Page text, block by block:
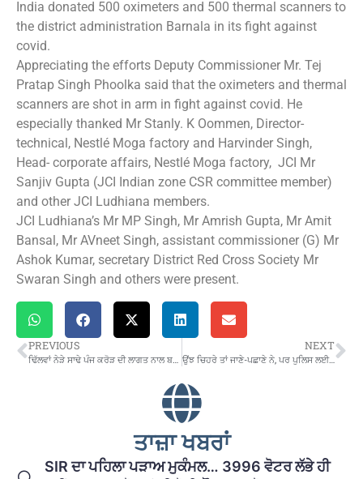
India donated 500 oximeters and 500 thermal scanners to
the district administration Barnala in its fight against
covid.
Appreciating the efforts Deputy Commissioner Mr. Tej
Pratap Singh Phoolka said that the oximeters and thermal
scanners are shot in arm in fight against covid. He
especially thanked Mr Stanly. K Oommen, Director-
technical, Nestlé Moga factory and Harvinder Singh,
Head- corporate affairs, Nestlé Moga factory, JCI Mr
Sanjiv Gupta (JCI Indian zone CSR committee member)
and other JCI Ludhiana members.
JCI Ludhiana’s Mr MP Singh, Mr Amrish Gupta, Mr Amit
Bansal, Mr AVneet Singh, assistant commissioner (G) Mr
Ashok Kumar, secretary District Red Cross Society Mr
Swaran Singh and others were present.
PREVIOUS NEXT
ਉਂਝ ਚਿਹਰੇ ਤਾਂ ਜਾਣੇ-ਪਛਾਣੇ ਨੇ, ਪਰ ਪੁਲਿਸ ਲਈ ਅਣਪਛਾਤੇ ਨੇ….!
ਤਾਜ਼ਾ ਖਬਰਾਂ
SIR ਦਾ ਪਹਿਲਾ ਪੜਾਅ ਮੁਕੰਮਲ… 3996 ਵੋਟਰ ਲੱਭੇ ਹੀ